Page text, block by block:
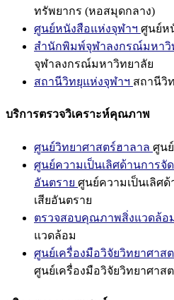
ทรัพยากร (หอสมุดกลาง)
ศูนย์หนังสือแห่งจุฬาฯ ศูนย์ห
สำนักพิมพ์จุฬาลงกรณ์มหาวิ
จุฬาลงกรณ์มหาวิทยาลัย
สถานีวิทยุแห่งจุฬาฯ สถานีวิ
บริการตรวจวิเคราะห์คุณภาพ
ศูนย์วิทยาศาสตร์ฮาลาล ศูน
ศูนย์ความเป็นเลิศด้านการจั
อันตราย ศูนย์ความเป็นเลิศ
เสียอันตราย
ตรวจสอบคุณภาพสิ่งแวดล้อ
แวดล้อม
ศูนย์เครื่องมือวิจัยวิทยาศาส
ศูนย์เครื่องมือวิจัยวิทยาศาส